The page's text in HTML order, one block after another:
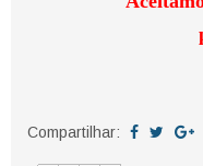
Compartilhar: